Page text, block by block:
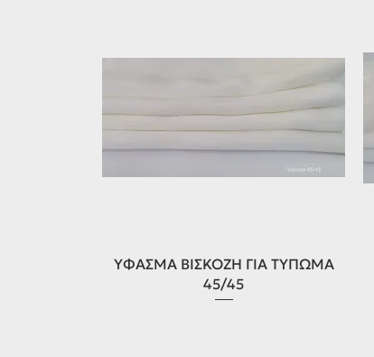
Γρήγορη προβολή
ΥΦΑΣΜΑ ΒΙΣΚΟΖΗ ΓΙΑ ΤΥΠΩΜΑ
45/45